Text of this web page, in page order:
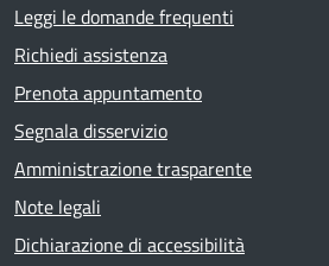
Leggi le domande frequenti
Richiedi assistenza
Prenota appuntamento
Segnala disservizio
Amministrazione trasparente
Note legali
Dichiarazione di accessibilità